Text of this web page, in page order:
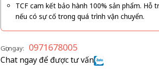
TCF cam kết bảo hành 100% sản phẩm. Hỗ
nếu có sự cố trong quá trình vận chuyển.
Gọi ngay: 0971678005
Chat ngay để được tư vấn